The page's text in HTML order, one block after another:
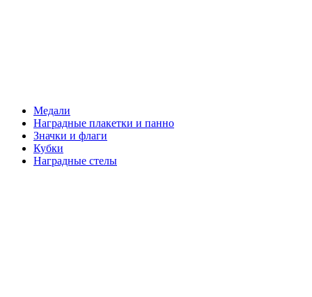
Медали
Наградные плакетки и панно
Значки и флаги
Кубки
Наградные стелы